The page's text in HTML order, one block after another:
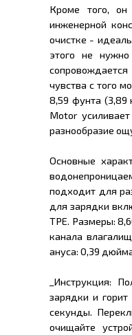
Кроме того, он
инженерной
очистке -
этого не нужно
чувства с того
8,59 фунта (3,89
Motor
разнообразие
Основные
подходит для
для зарядки
TPE. Размеры:
канала
ануса: 0,39
_Инструкция:
зарядки и
секунды.
очищайте